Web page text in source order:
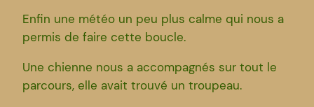
Enfin une météo un peu plus calme qui nous a
permis de faire cette boucle.
Une chienne nous a accompagnés sur tout le
parcours, elle avait trouvé un troupeau.